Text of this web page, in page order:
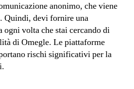
anonimo, che viene
Quindi, devi fornire una
volta che stai cercando di
di Omegle. Le piattaforme
rischi significativi per la